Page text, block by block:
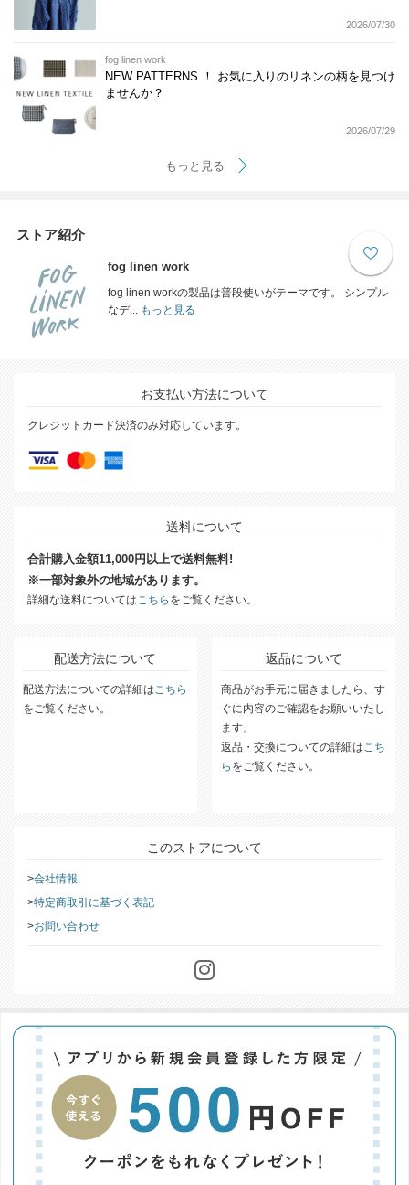
2026/07/30
fog linen work
NEW PATTERNS ！ お気に入りのリネンの柄を見つけ
ませんか？
2026/07/29
もっと見る
ストア紹介
fog linen work
fog linen workの製品は普段使いがテーマです。 シンプル
なデ...
もっと見る
お支払い方法について
クレジットカード決済のみ対応しています。
送料について
合計購入金額11,000円以上で送料無料!
※一部対象外の地域があります。
詳細な送料については こちら をご覧ください。
配送方法について
配送方法についての詳細は こちら
をご覧ください。
返品について
商品がお手元に届きましたら、す
ぐに内容のご確認をお願いいたし
ます。
返品・交換についての詳細は こち
ら をご覧ください。
このストアについて
会社情報
特定商取引に基づく表記
お問い合わせ